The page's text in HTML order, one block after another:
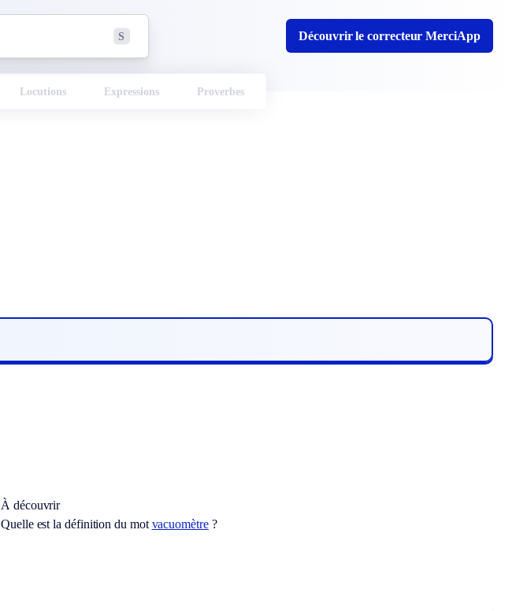
S Découvrir le correcteur MerciApp
Locutions Expressions Proverbes
À découvrir
Quelle est la définition du mot vacuomètre?